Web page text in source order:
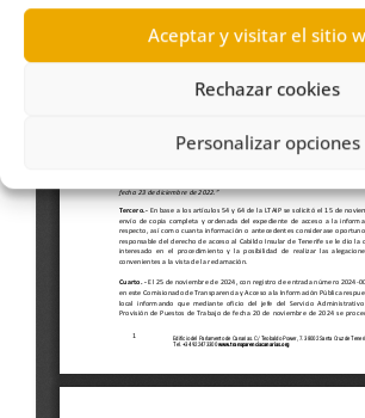
Aceptar y visitar el sitio
Rechazar cookies
Personalizar opciones